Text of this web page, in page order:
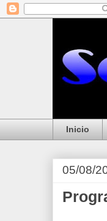
Inicio
05/08/